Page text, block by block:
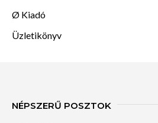
Ø Kiadó
Üzletikönyv
NÉPSZERŰ POSZTOK